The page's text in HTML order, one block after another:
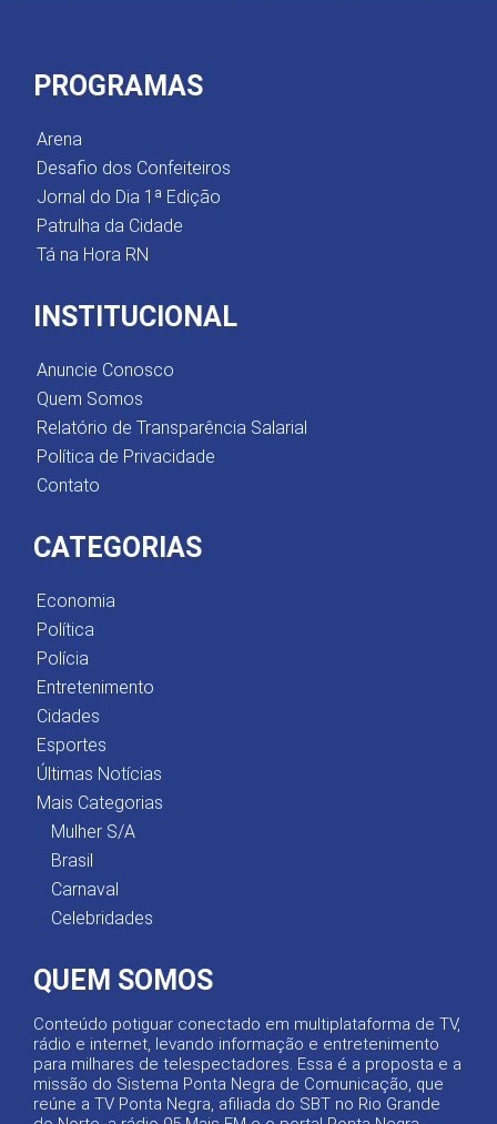
PROGRAMAS
Arena
Desafio dos Confeiteiros
Jornal do Dia 1ª Edição
Patrulha da Cidade
Tá na Hora RN
INSTITUCIONAL
Anuncie Conosco
Quem Somos
Relatório de Transparência Salarial
Política de Privacidade
Contato
CATEGORIAS
Economia
Política
Polícia
Entretenimento
Cidades
Esportes
Últimas Notícias
Mais Categorias
Mulher S/A
Brasil
Carnaval
Celebridades
QUEM SOMOS
Conteúdo potiguar conectado em multiplataforma de TV,
rádio e internet, levando informação e entretenimento
para milhares de telespectadores. Essa é a proposta e a
missão do Sistema Ponta Negra de Comunicação, que
reúne a TV Ponta Negra, afiliada do SBT no Rio Grande